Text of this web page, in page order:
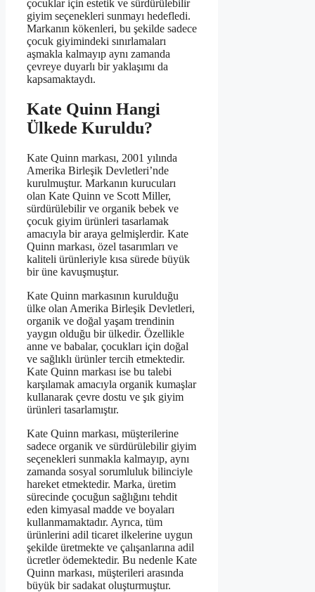
çocuklar için estetik ve sürdürülebilir
giyim seçenekleri sunmayı hedefledi.
Markanın kökenleri, bu şekilde sadece
çocuk giyimindeki sınırlamaları
aşmakla kalmayıp aynı zamanda
çevreye duyarlı bir yaklaşımı da
kapsamaktaydı.
Kate Quinn Hangi
Ülkede Kuruldu?
Kate Quinn markası, 2001 yılında
Amerika Birleşik Devletleri’nde
kurulmuştur. Markanın kurucuları
olan Kate Quinn ve Scott Miller,
sürdürülebilir ve organik bebek ve
çocuk giyim ürünleri tasarlamak
amacıyla bir araya gelmişlerdir. Kate
Quinn markası, özel tasarımları ve
kaliteli ürünleriyle kısa sürede büyük
bir üne kavuşmuştur.
Kate Quinn markasının kurulduğu
ülke olan Amerika Birleşik Devletleri,
organik ve doğal yaşam trendinin
yaygın olduğu bir ülkedir. Özellikle
anne ve babalar, çocukları için doğal
ve sağlıklı ürünler tercih etmektedir.
Kate Quinn markası ise bu talebi
karşılamak amacıyla organik kumaşlar
kullanarak çevre dostu ve şık giyim
ürünleri tasarlamıştır.
Kate Quinn markası, müşterilerine
sadece organik ve sürdürülebilir giyim
seçenekleri sunmakla kalmayıp, aynı
zamanda sosyal sorumluluk bilinciyle
hareket etmektedir. Marka, üretim
sürecinde çocuğun sağlığını tehdit
eden kimyasal madde ve boyaları
kullanmamaktadır. Ayrıca, tüm
ürünlerini adil ticaret ilkelerine uygun
şekilde üretmekte ve çalışanlarına adil
ücretler ödemektedir. Bu nedenle Kate
Quinn markası, müşterileri arasında
büyük bir sadakat oluşturmuştur.